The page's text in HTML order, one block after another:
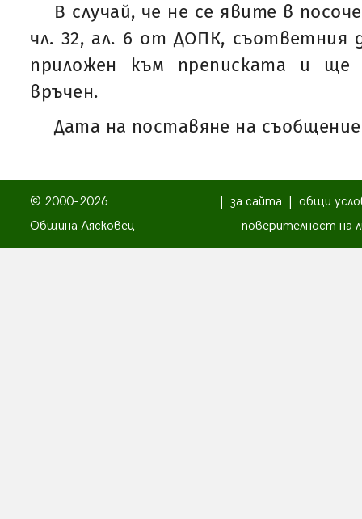
В случай, че не се явите в
чл. 32, ал. 6 от ДОПК,
приложен към преписката и ще
връчен.
Дата на поставяне на
© 2000-2026
Община Лясковец
за сайта
общи
поверителност на